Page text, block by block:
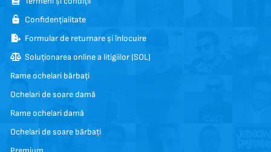
Confidențialitate
Formular de returnare și înlocuire
Soluționarea online a litigiilor (SOL)
Rame ochelari bărbați
Ochelari de soare damă
Rame ochelari damă
Ochelari de soare bărbați